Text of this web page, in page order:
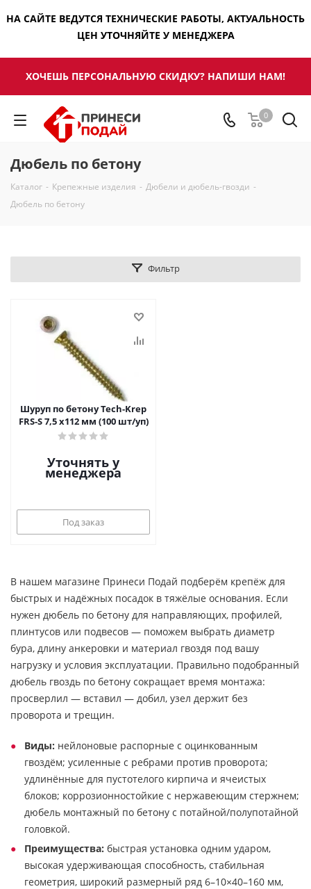
НА САЙТЕ ВЕДУТСЯ ТЕХНИЧЕСКИЕ РАБОТЫ, АКТУАЛЬНОСТЬ
ЦЕН УТОЧНЯЙТЕ У МЕНЕДЖЕРА
ХОЧЕШЬ ПЕРСОНАЛЬНУЮ СКИДКУ? НАПИШИ НАМ!
0
Дюбель по бетону
Каталог - Крепежные изделия - Дюбели и дюбель-гвозди -
Дюбель по бетону
Фильтр
Шуруп по бетону Tech-Krep
FRS-S 7,5 х112 мм (100 шт/уп)
Уточнять у
менеджера
Под заказ
В нашем магазине Принеси Подай подберём крепёж для
быстрых и надёжных посадок в тяжёлые основания. Если
нужен дюбель по бетону для направляющих, профилей,
плинтусов или подвесов — поможем выбрать диаметр
бура, длину анкеровки и материал гвоздя под вашу
нагрузку и условия эксплуатации. Правильно подобранный
дюбель гвоздь по бетону сокращает время монтажа:
просверлил — вставил — добил, узел держит без
проворота и трещин.
Виды: нейлоновые распорные с оцинкованным
гвоздём; усиленные с ребрами против проворота;
удлинённые для пустотелого кирпича и ячеистых
блоков; коррозионностойкие с нержавеющим стержнем;
дюбель монтажный по бетону с потайной/полупотайной
головкой.
Преимущества: быстрая установка одним ударом,
высокая удерживающая способность, стабильная
геометрия, широкий размерный ряд 6–10×40–160 мм,